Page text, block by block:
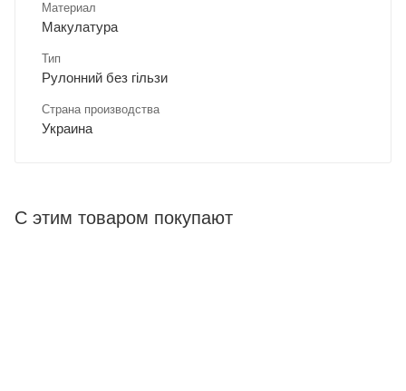
Материал
Макулатура
Тип
Рулонний без гільзи
Страна производства
Украина
С этим товаром покупают